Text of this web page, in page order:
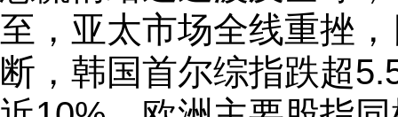
至，亚太市场全线重挫
断，韩国首尔综指跌超